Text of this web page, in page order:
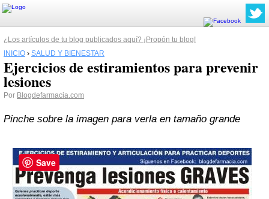
¿Los artículos de tu blog publicados aquí? ¡Propón tu blog!
INICIO › SALUD Y BIENESTAR
Ejercicios de estiramientos para prevenir
lesiones
Por Blogdefarmacia.com
Pinche sobre la imagen para verla en tamaño grande
Save